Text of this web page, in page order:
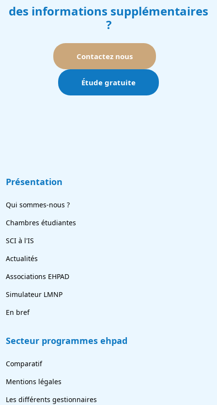
des informations supplémentaires
?
Contactez nous
Étude gratuite
Présentation
Qui sommes-nous ?
Chambres étudiantes
SCI à l'IS
Actualités
Associations EHPAD
Simulateur LMNP
En bref
Secteur programmes ehpad
Comparatif
Mentions légales
Les différents gestionnaires